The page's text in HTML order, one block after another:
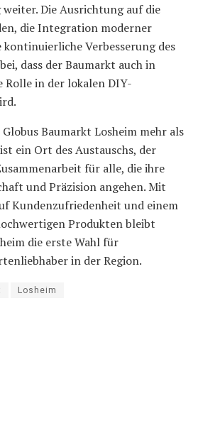
Die Ausrichtung auf die
die Integration moderner
Verbesserung des
dass der Baumarkt auch in
in der lokalen DIY-
Baumarkt Losheim mehr als
ein Ort des Austauschs, der
für alle, die ihre
und Präzision angehen. Mit
Kundenzufriedenheit und einem
Produkten bleibt
die erste Wahl für
in der Region.
Losheim